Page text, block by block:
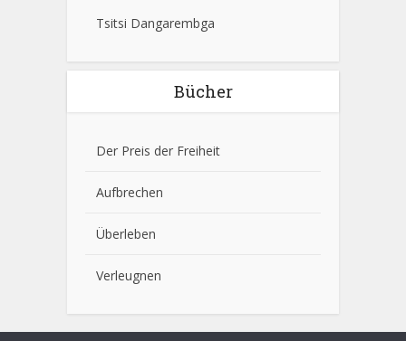
Tsitsi Dangarembga
Bücher
Der Preis der Freiheit
Aufbrechen
Überleben
Verleugnen